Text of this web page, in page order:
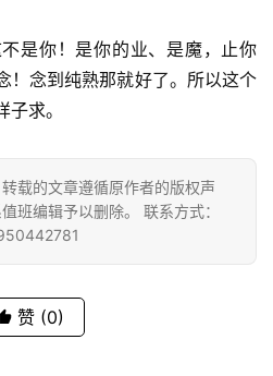
是你！是你的业、是魔，止你
！念到纯熟那就好了。所以这个
求。
载的文章遵循原作者的版权声
班编辑予以删除。 联系方式：
赞 (0)